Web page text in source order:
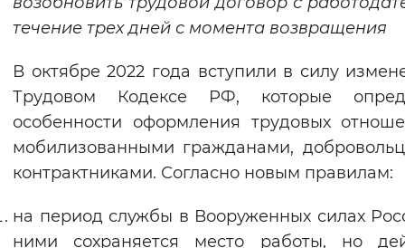
Вернуть стандартные настройки
течение трех дней с момента возвращения
В октябре 2022 года вступили в силу
Трудовом Кодексе РФ, которые
особенности оформления трудовых
мобилизованными гражданами,
контрактниками. Согласно новым правилам:
на период службы в Вооруженных силах
ними сохраняется место работы, но